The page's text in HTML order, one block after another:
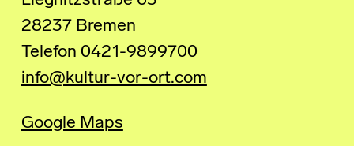
28237 Bremen
Telefon 0421-9899700
info@kultur-vor-ort.com
Google Maps